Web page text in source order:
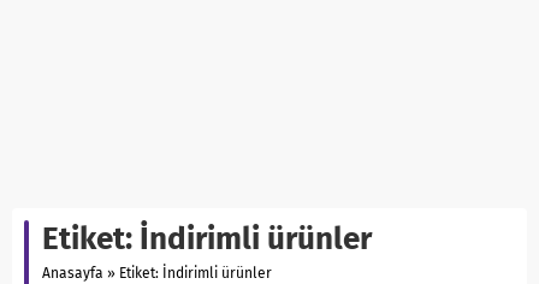
Etiket: İndirimli ürünler
Anasayfa » Etiket: İndirimli ürünler